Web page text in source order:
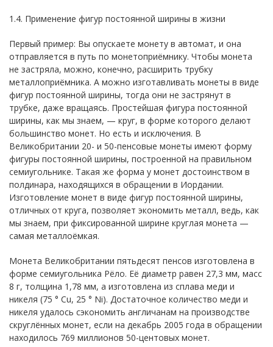
1.4. Применение фигур постоянной ширины в жизни
Первый пример: Вы опускаете монету в автомат, и она
отправляется в путь по монетоприёмнику. Чтобы монета
не застряла, можно, конечно, расширить трубку
металлоприёмника. А можно изготавливать монеты в виде
фигур постоянной ширины, тогда они не застрянут в
трубке, даже вращаясь. Простейшая фигура постоянной
ширины, как мы знаем, — круг, в форме которого делают
большинство монет. Но есть и исключения. В
Великобритании 20- и 50-пенсовые монеты имеют форму
фигуры постоянной ширины, построенной на правильном
семиугольнике. Такая же форма у монет достоинством в
полдинара, находящихся в обращении в Иордании.
Изготовление монет в виде фигур постоянной ширины,
отличных от круга, позволяет экономить металл, ведь, как
мы знаем, при фиксированной ширине круглая монета —
самая металлоёмкая.
Монета Великобритании пятьдесят пенсов изготовлена в
форме семиугольника Рёло. Её диаметр равен 27,3 мм, масс
8 г, толщина 1,78 мм, а изготовлена из сплава меди и
никеля (75 ° Cu, 25 ° Ni). Достаточное количество меди и
никеля удалось сэкономить англичанам на производстве
скруглённых монет, если на декабрь 2005 года в обращении
находилось 769 миллионов 50-центовых монет.